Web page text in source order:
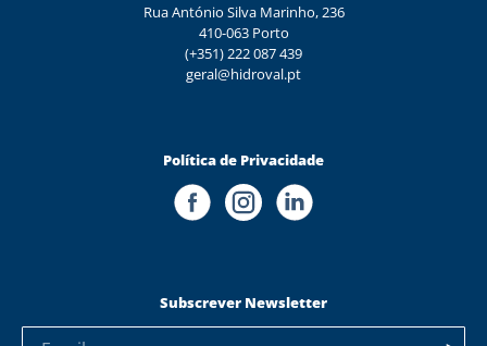
Rua António Silva Marinho, 236
410-063 Porto
(+351) 222 087 439
geral@hidroval.pt
Política de Privacidade
Subscrever Newsletter